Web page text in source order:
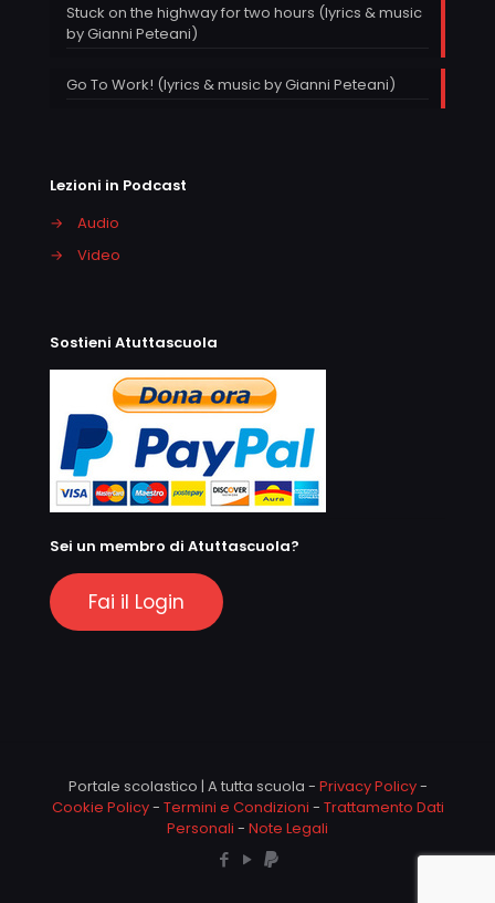
Stuck on the highway for two hours (lyrics & music
by Gianni Peteani)
Go To Work! (lyrics & music by Gianni Peteani)
Lezioni in Podcast
→
Audio
→
Video
Sostieni Atuttascuola
Sei un membro di Atuttascuola?
Fai il Login
Portale scolastico | A tutta scuola - Privacy Policy-
Cookie Policy- Termini e Condizioni - Trattamento Dati
Personali - Note Legali